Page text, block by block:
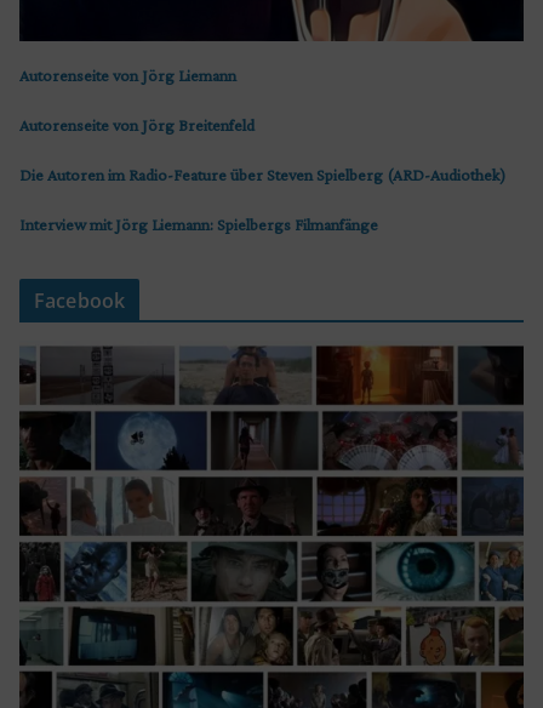
Autorenseite von Jörg Liemann
Autorenseite von Jörg Breitenfeld
Die Autoren im Radio-Feature über Steven Spielberg (ARD-Audiothek)
Interview mit Jörg Liemann: Spielbergs Filmanfänge
Facebook